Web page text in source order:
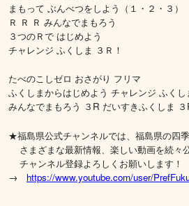
まもって ぶんべつをしよう（１・２・３）
Ｒ Ｒ Ｒ みんなでまもろう
３つのＲで はじめよう
チャレンジ ふくしま ３Ｒ！
たべのこしゼロ おさがり フリマ
ふくしまからはじめよう チャレンジ ふくし
みんなでまもろう ３R だいすきふくしま ３
★福島県公式チャンネルでは、福島県の四季
さまざまな最新情報、楽しい動画を続々
チャンネル登録よろしくお願いします！
→ https://www.youtube.com/user/